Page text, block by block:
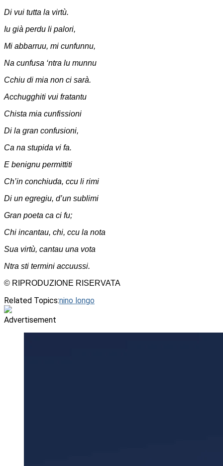
Di vui tutta la virtù.
Iu già perdu li palori,
Mi abbarruu, mi cunfunnu,
Na cunfusa ‘ntra lu munnu
Cchiu di mia non ci sarà.
Acchugghiti vui fratantu
Chista mia cunfissioni
Di la gran confusioni,
Ca na stupida vi fa.
E benignu permittiti
Ch’in conchiuda, ccu li rimi
Di un egregiu, d’un sublimi
Gran poeta ca ci fu;
Chi incantau, chi, ccu la nota
Sua virtù, cantau una vota
Ntra sti termini accuussi.
© RIPRODUZIONE RISERVATA
Related Topics:nino longo
Advertisement